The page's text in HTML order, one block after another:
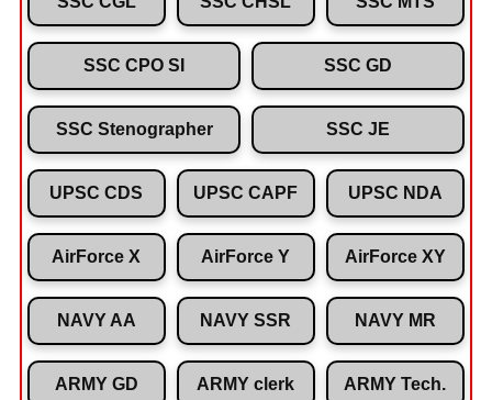
SSC CPO SI SSC GD
SSC Stenographer SSC JE
UPSC CDS UPSC CAPF UPSC NDA
AirForce X AirForce Y AirForce XY
NAVY AA NAVY SSR NAVY MR
ARMY GD ARMY clerk ARMY Tech.